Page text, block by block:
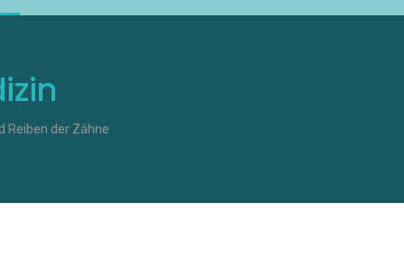
Reiben der Zähne